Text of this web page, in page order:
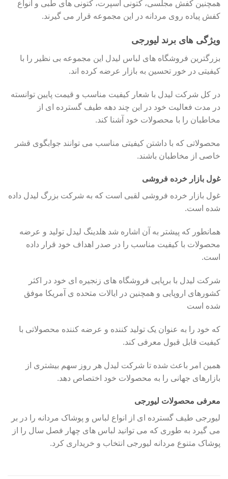
همچنین کفش مجلسی، کتونی اسپرت، کتونی های طبی و انواع
کفش پیاده روی مردانه در این مجموعه قرار می گیرند.
ویژگی های برند لیورجی
بزرگترین فروشگاه های لباس لیدل این مجموعه بی نظیر را با
کیفیتی در خور تحسین به بازار عرضه کرده اند.
در کل شرکت لیدل با شعار کیفیت مناسب و قیمت پایین توانسته
در مدت فعالیت خود در این چند دهه طیف گسترده ای از
مخاطبان را با محصولات خود آشنا کند.
محصولاتی که با داشتن کیفیتی مناسب می توانند جوابگوی قشر
خاصی از مخاطبان باشند.
غول بازار خرده فروشی
غول بازار خرده فروشی لقبی است که به شرکت بزرگ لیدل داده
شده است.
همانطور که پیشتر به آن اشاره شد هلدینگ لیدل تولید و عرضه
محصولات با کیفیت مناسب را در صدر اهداف خود قرار داده
است.
شرکت لیدل با برپایی فروشگاه های زنجیره ای خود در اکثر
کشورهای اروپایی و همچنین در ایالات متحده ی آمریکا موفق
شده است
که خود را به عنوان یک تولید کننده و عرضه کننده محصولاتی با
کیفیت قابل قبول معرفی کند.
همین امر باعث شده تا شرکت لیدل هر روز سهم بیشتری از
بازارهای جهانی را به محصولات خود اختصاص دهد.
معرفی محصولات لیورجی
لیورجی طیف گسترده ای از انواع لباس و پوشاک مردانه را در بر
می گیرد به طوری که می توانید لباس های چهار فصل سال را از
پوشاک متنوع مردانه لیورجی انتخاب و خریداری کرد.